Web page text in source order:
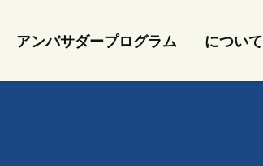
アンバサダープログラム について